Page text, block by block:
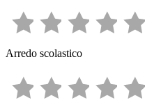
Arredo scolastico